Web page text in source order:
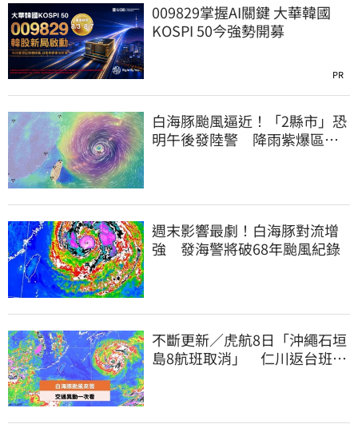
009829掌握AI關鍵 大華韓國
KOSPI 50今強勢開募
PR
白海豚颱風逼近！「2縣市」恐
明午後發陸警 降雨紫爆區域
週末影響最劇！白海豚對流增
強 發海警將破68年颱風紀錄
不斷更新／虎航8日「沖繩石垣
島8航班取消」 仁川返台班機